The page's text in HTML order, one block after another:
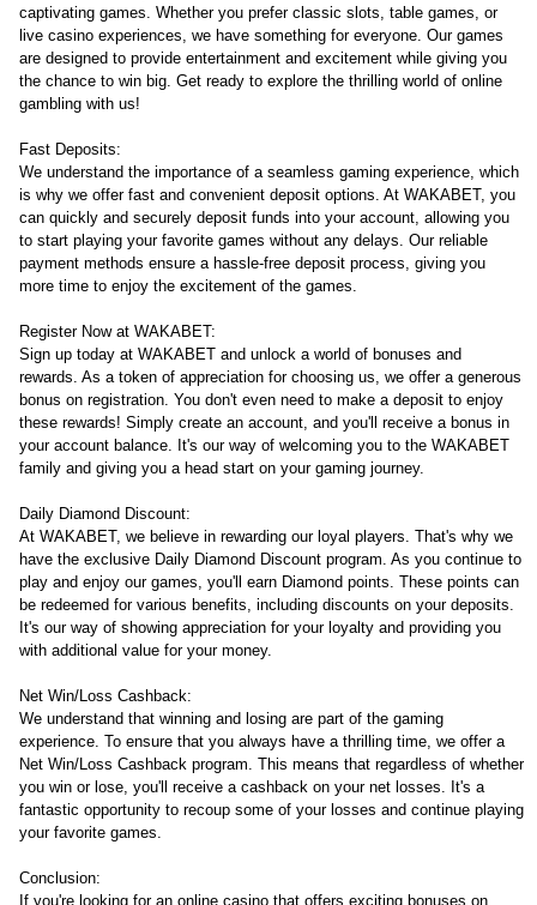
captivating games. Whether you prefer classic slots, table games, or
live casino experiences, we have something for everyone. Our games
are designed to provide entertainment and excitement while giving you
the chance to win big. Get ready to explore the thrilling world of online
gambling with us!
Fast Deposits:
We understand the importance of a seamless gaming experience, which
is why we offer fast and convenient deposit options. At WAKABET, you
can quickly and securely deposit funds into your account, allowing you
to start playing your favorite games without any delays. Our reliable
payment methods ensure a hassle-free deposit process, giving you
more time to enjoy the excitement of the games.
Register Now at WAKABET:
Sign up today at WAKABET and unlock a world of bonuses and
rewards. As a token of appreciation for choosing us, we offer a generous
bonus on registration. You don't even need to make a deposit to enjoy
these rewards! Simply create an account, and you'll receive a bonus in
your account balance. It's our way of welcoming you to the WAKABET
family and giving you a head start on your gaming journey.
Daily Diamond Discount:
At WAKABET, we believe in rewarding our loyal players. That's why we
have the exclusive Daily Diamond Discount program. As you continue to
play and enjoy our games, you'll earn Diamond points. These points can
be redeemed for various benefits, including discounts on your deposits.
It's our way of showing appreciation for your loyalty and providing you
with additional value for your money.
Net Win/Loss Cashback:
We understand that winning and losing are part of the gaming
experience. To ensure that you always have a thrilling time, we offer a
Net Win/Loss Cashback program. This means that regardless of whether
you win or lose, you'll receive a cashback on your net losses. It's a
fantastic opportunity to recoup some of your losses and continue playing
your favorite games.
Conclusion:
If you're looking for an online casino that offers exciting bonuses on